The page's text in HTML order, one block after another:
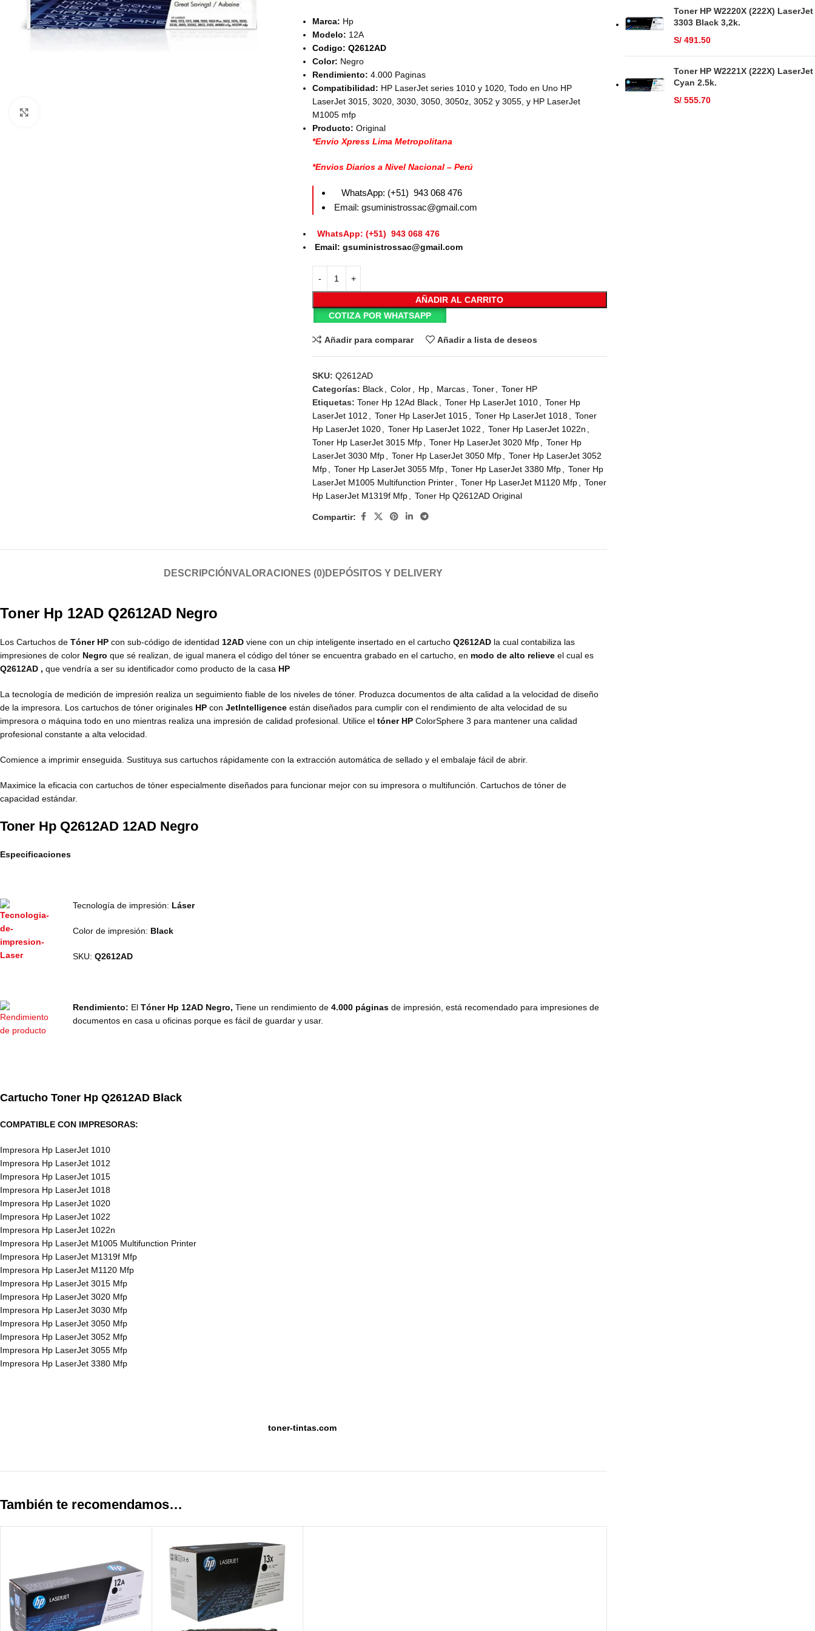
Marca: Hp
Modelo: 12A
Codigo: Q2612AD
Color: Negro
Rendimiento: 4.000 Paginas
Compatibilidad: HP LaserJet series 1010 y 1020, Todo en Uno HP
LaserJet 3015, 3020, 3030, 3050, 3050z, 3052 y 3055, y HP LaserJet
M1005 mfp
Producto: Original
*Envio Xpress Lima Metropolitana
*Envios Diarios a Nivel Nacional – Perú
WhatsApp: (+51) 943 068 476
Email: gsuministrossac@gmail.com
WhatsApp: (+51) 943 068 476
Email: gsuministrossac@gmail.com
AÑADIR AL CARRITO
COTIZA POR WHATSAPP
Añadir para comparar Añadir a lista de deseos
SKU:Q2612AD
Categorías: Black Color Hp Marcas Toner
Toner HP
Etiquetas: Toner Hp 12Ad Black Toner Hp LaserJet 1010
Toner Hp
LaserJet 1012
Toner Hp LaserJet 1015 Toner Hp LaserJet 1018
Toner
Hp LaserJet 1020
Toner Hp LaserJet 1022 Toner Hp LaserJet 1022n
Toner Hp LaserJet 3015 Mfp
Toner Hp LaserJet 3020 Mfp
Toner Hp
LaserJet 3030 Mfp
Toner Hp LaserJet 3050 Mfp
Toner Hp LaserJet 3052
Mfp
Toner Hp LaserJet 3055 Mfp Toner Hp LaserJet 3380 Mfp
Toner Hp
LaserJet M1005 Multifunction Printer
Toner Hp LaserJet M1120 Mfp
Toner
Hp LaserJet M1319f Mfp
Toner Hp Q2612AD Original
Compartir:
DESCRIPCIÓNVALORACIONES (0)DEPÓSITOS Y DELIVERY
Toner Hp 12AD Q2612AD Negro
Los Cartuchos de Tóner HP con sub-código de identidad 12AD viene con un chip inteligente insertado en el cartucho Q2612AD la cual contabiliza las
impresiones de color Negro que sé realizan, de igual manera el código del tóner se encuentra grabado en el cartucho, en modo de alto relieve el cual es
Q2612AD , que vendría a ser su identificador como producto de la casa HP
La tecnología de medición de impresión realiza un seguimiento fiable de los niveles de tóner. Produzca documentos de alta calidad a la velocidad de diseño
de la impresora. Los cartuchos de tóner originales HP con JetIntelligence están diseñados para cumplir con el rendimiento de alta velocidad de su
impresora o máquina todo en uno mientras realiza una impresión de calidad profesional. Utilice el tóner HP ColorSphere 3 para mantener una calidad
profesional constante a alta velocidad.
Comience a imprimir enseguida. Sustituya sus cartuchos rápidamente con la extracción automática de sellado y el embalaje fácil de abrir.
Maximice la eficacia con cartuchos de tóner especialmente diseñados para funcionar mejor con su impresora o multifunción. Cartuchos de tóner de
capacidad estándar.
Toner Hp Q2612AD 12AD Negro
Especificaciones
Tecnología de impresión: Láser
Color de impresión: Black
SKU: Q2612AD
Rendimiento: El Tóner Hp 12AD Negro, Tiene un rendimiento de 4.000 páginas de impresión, está recomendado para impresiones de
documentos en casa u oficinas porque es fácil de guardar y usar.
Cartucho Toner Hp Q2612AD Black
COMPATIBLE CON IMPRESORAS:
Impresora Hp LaserJet 1010
Impresora Hp LaserJet 1012
Impresora Hp LaserJet 1015
Impresora Hp LaserJet 1018
Impresora Hp LaserJet 1020
Impresora Hp LaserJet 1022
Impresora Hp LaserJet 1022n
Impresora Hp LaserJet M1005 Multifunction Printer
Impresora Hp LaserJet M1319f Mfp
Impresora Hp LaserJet M1120 Mfp
Impresora Hp LaserJet 3015 Mfp
Impresora Hp LaserJet 3020 Mfp
Impresora Hp LaserJet 3030 Mfp
Impresora Hp LaserJet 3050 Mfp
Impresora Hp LaserJet 3052 Mfp
Impresora Hp LaserJet 3055 Mfp
Impresora Hp LaserJet 3380 Mfp
toner-tintas.com
También te recomendamos…
Toner HP W2220X (222X) LaserJet
3303 Black 3,2k.
S/491.50
Toner HP W2221X (222X) LaserJet
Cyan 2.5k.
S/555.70